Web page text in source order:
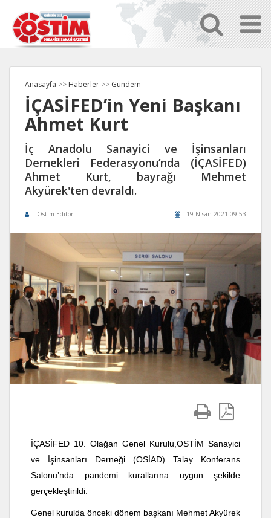
Anasayfa >> Haberler >> Gündem
İÇASİFED’in Yeni Başkanı
Ahmet Kurt
İç Anadolu Sanayici ve İşinsanları
Dernekleri Federasyonu’nda (İÇASİFED)
Ahmet Kurt, bayrağı Mehmet
Akyürek'ten devraldı.
Ostim Editör 19 Nisan 2021 09:53
İÇASİFED 10. Olağan Genel Kurulu,OSTİM Sanayici
ve İşinsanları Derneği (OSİAD) Talay Konferans
Salonu’nda pandemi kurallarına uygun şekilde
gerçekleştirildi.
Genel kurulda önceki dönem başkanı Mehmet Akyürek